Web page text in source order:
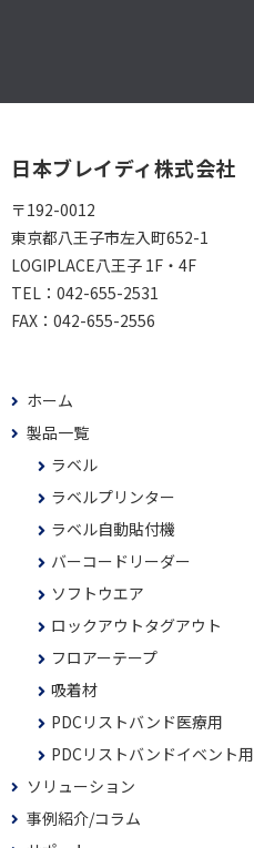
日本ブレイディ株式会社
〒192-0012
東京都八王子市左入町652-1
LOGIPLACE八王子 1F・4F
TEL： 042-655-2531
FAX： 042-655-2556
ホーム
製品一覧
ラベル
ラベルプリンター
ラベル自動貼付機
バーコードリーダー
ソフトウエア
ロックアウトタグアウト
フロアーテープ
吸着材
PDCリストバンド医療用
PDCリストバンドイベント用
ソリューション
事例紹介/コラム